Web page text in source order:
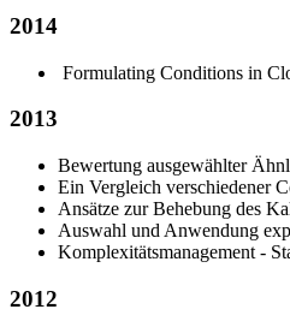
2014
Formulating Conditions in
2013
Bewertung ausgewählter
Ein Vergleich verschiedener
Ansätze zur Behebung des
Auswahl und Anwendung
Komplexitätsmanagement -
2012